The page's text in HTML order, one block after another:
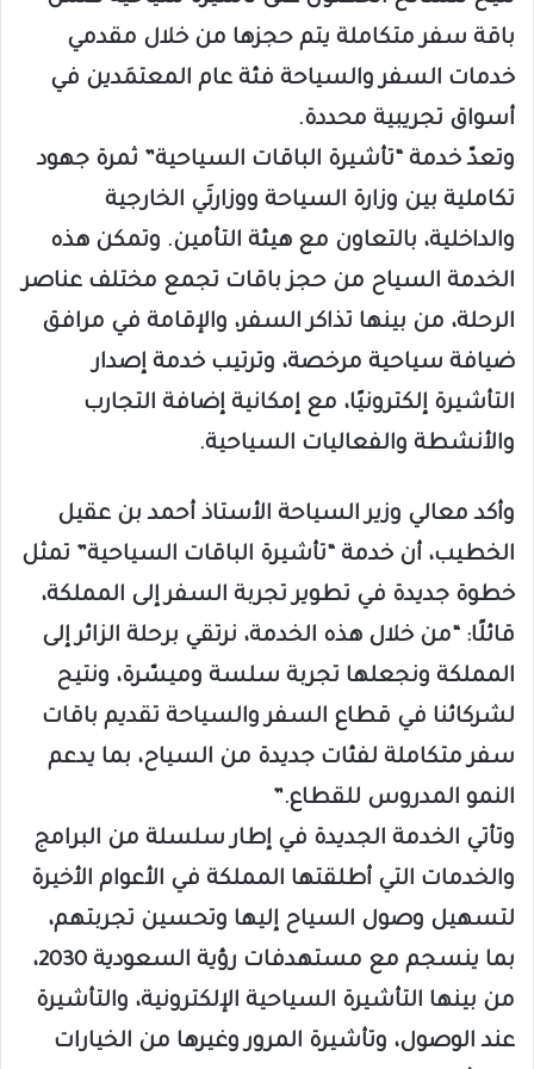
باقة سفر متكاملة يتم حجزها من خلال مقدمي
خدمات السفر والسياحة فئة عام المعتمَدين في
أسواق تجريبية محددة. ​
وتعدّ خدمة “تأشيرة الباقات السياحية” ثمرة جهود
تكاملية بين وزارة السياحة ووزارتَي الخارجية
والداخلية، بالتعاون مع هيئة التأمين. وتمكن هذه
الخدمة السياح من حجز باقات تجمع مختلف عناصر
الرحلة، من بينها تذاكر السفر، والإقامة في مرافق
ضيافة سياحية مرخصة، وترتيب خدمة إصدار
التأشيرة إلكترونيًا، مع إمكانية إضافة التجارب
والأنشطة والفعاليات السياحية.​
وأكد معالي وزير السياحة الأستاذ أحمد بن عقيل
الخطيب، أن خدمة “تأشيرة الباقات السياحية” تمثل
خطوة جديدة في تطوير تجربة السفر إلى المملكة،
قائلًا: “من خلال هذه الخدمة، نرتقي برحلة الزائر إلى
المملكة ونجعلها تجربة سلسة وميسّرة، ونتيح
لشركائنا في قطاع السفر والسياحة تقديم باقات
سفر متكاملة لفئات جديدة من السياح، بما يدعم
النمو المدروس للقطاع.”​
وتأتي الخدمة الجديدة في إطار سلسلة من البرامج
والخدمات التي أطلقتها المملكة في الأعوام الأخيرة
لتسهيل وصول السياح إليها وتحسين تجربتهم،
بما ينسجم مع مستهدفات رؤية السعودية 2030،
من بينها التأشيرة السياحية الإلكترونية، والتأشيرة
عند الوصول، وتأشيرة المرور وغيرها من الخيارات